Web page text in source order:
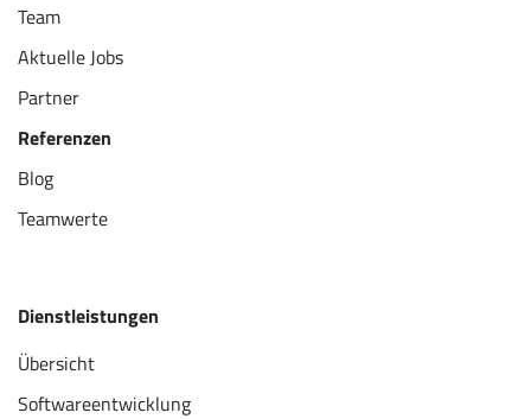
Team
Aktuelle Jobs
Partner
Referenzen
Blog
Teamwerte
Dienstleistungen
Übersicht
Softwareentwicklung